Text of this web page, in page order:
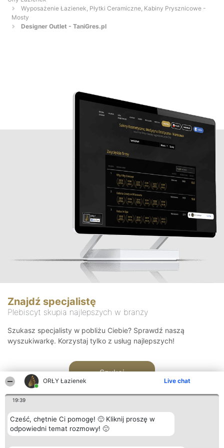
ORŁY Łazienek Live chat
19:39
Cześć, chętnie Ci pomogę! 🙂 Kliknij proszę w
odpowiedni temat rozmowy! 🙂
Wyposażenie Łazienek, Płytki Ceramiczne, Kabiny Prysznicowe -
Mosty
Designer Outlet - TaniGres.pl
Znajdź specjalistę
Plebiscyt skupia najlepszych w branży
Szukasz specjalisty w pobliżu Ciebie? Sprawdź naszą
wyszukiwarkę. Korzystaj tylko z usług najlepszych!
Szukaj
Organizator plebiscytu Plebiscyt Kontakt